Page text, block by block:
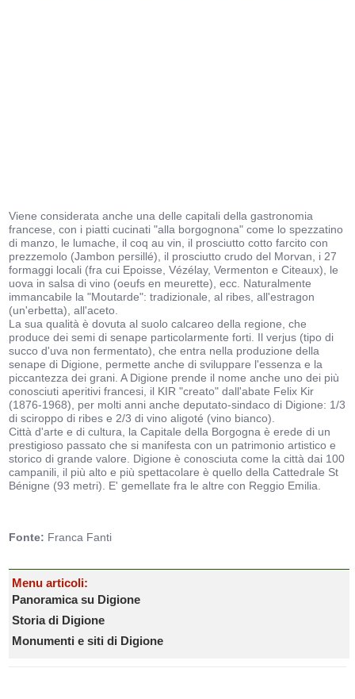
Viene considerata anche una delle capitali della gastronomia
francese, con i piatti cucinati "alla borgognona" come lo spezzatino
di manzo, le lumache, il coq au vin, il prosciutto cotto farcito con
prezzemolo (Jambon persillé), il prosciutto crudo del Morvan, i 27
formaggi locali (fra cui Epoisse, Vézélay, Vermenton e Citeaux), le
uova in salsa di vino (oeufs en meurette), ecc. Naturalmente
immancabile la "Moutarde": tradizionale, al ribes, all'estragon
(un'erbetta), all'aceto.
La sua qualità è dovuta al suolo calcareo della regione, che
produce dei semi di senape particolarmente forti. Il verjus (tipo di
succo d'uva non fermentato), che entra nella produzione della
senape di Digione, permette anche di sviluppare l'essenza e la
piccantezza dei grani. A Digione prende il nome anche uno dei più
conosciuti aperitivi francesi, il KIR "creato" dall'abate Felix Kir
(1876-1968), per molti anni anche deputato-sindaco di Digione: 1/3
di sciroppo di ribes e 2/3 di vino aligoté (vino bianco).
Città d'arte e di cultura, la Capitale della Borgogna è erede di un
prestigioso passato che si manifesta con un patrimonio artistico e
storico di grande valore. Digione è conosciuta come la città dai 100
campanili, il più alto e più spettacolare è quello della Cattedrale St
Bénigne (93 metri). E' gemellate fra le altre con Reggio Emilia.
Fonte: Franca Fanti
Menu articoli:
Panoramica su Digione
Storia di Digione
Monumenti e siti di Digione